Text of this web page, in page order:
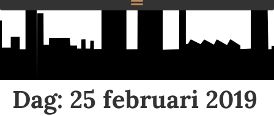
Dag: 25 februari 2019